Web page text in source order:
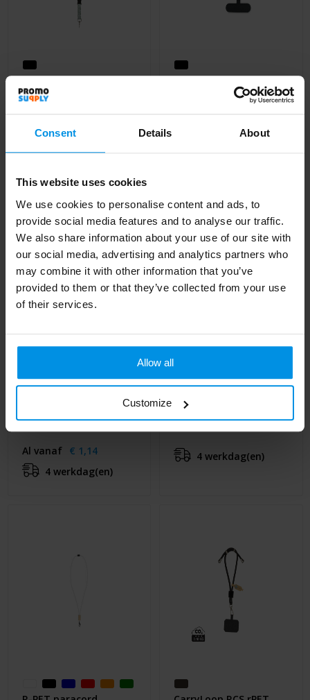
Consent Details About
This website uses cookies
We use cookies to personalise content and ads, to
provide social media features and to analyse our traffic.
We also share information about your use of our site with
our social media, advertising and analytics partners who
may combine it with other information that you’ve
provided to them or that they’ve collected from your use
of their services.
Allow all
Customize
Balta gerecycled PET
lanyard met safety
NONETTE WRIST -
Telefoon polskoord
€ 0,86
Vega verstelbaar
Al vanaf € 1,14
4 werkdag(en)
NONETTE - RPET
Al vanaf € 1,19
4 werkdag(en)